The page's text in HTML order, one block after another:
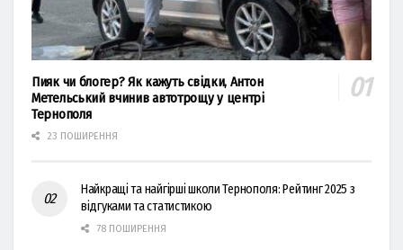
Пияк чи блогер? Як кажуть свідки, Антон
Метельський вчинив автотрощу у центрі
Тернополя
23 ПОШИРЕННЯ
Найкращі та найгірші школи Тернополя: Рейтинг 2025 з
відгуками та статистикою
78 ПОШИРЕННЯ